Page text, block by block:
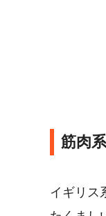
筋肉
イギリス